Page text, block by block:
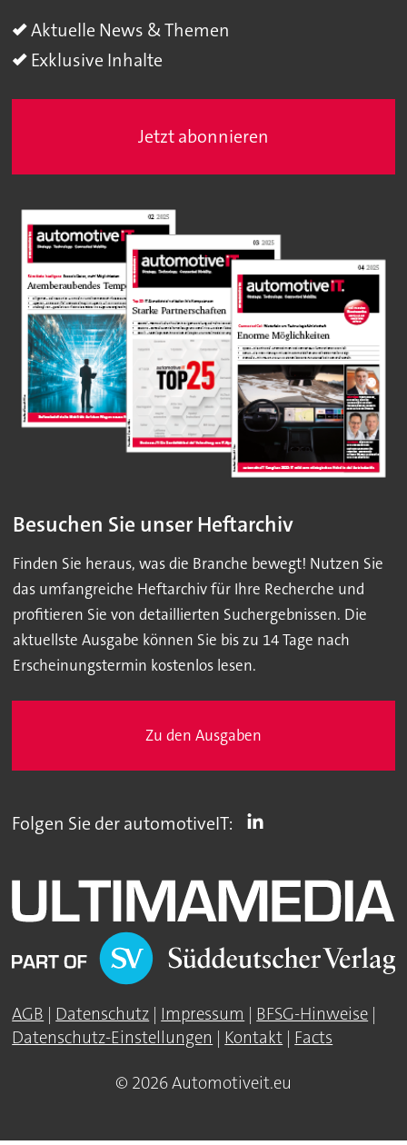
Aktuelle News & Themen
Exklusive Inhalte
Jetzt abonnieren
Besuchen Sie unser Heftarchiv
Finden Sie heraus, was die Branche bewegt! Nutzen Sie
das umfangreiche Heftarchiv für Ihre Recherche und
profitieren Sie von detaillierten Suchergebnissen. Die
aktuellste Ausgabe können Sie bis zu 14 Tage nach
Erscheinungstermin kostenlos lesen.
Zu den Ausgaben
Folgen Sie der automotiveIT:
AGB | Datenschutz | Impressum | BFSG-Hinweise |
Datenschutz-Einstellungen | Kontakt | Facts
© 2026 Automotiveit.eu